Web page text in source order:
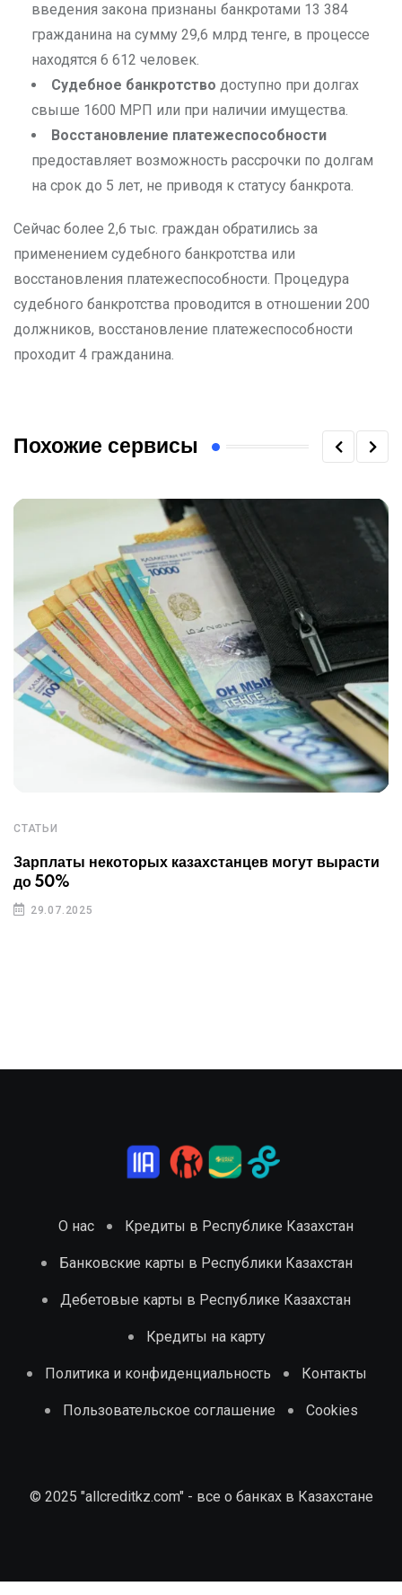
введения закона признаны банкротами 13 384
гражданина на сумму 29,6 млрд тенге, в процессе
находятся 6 612 человек.
Судебное банкротство доступно при долгах
свыше 1600 МРП или при наличии имущества.
Восстановление платежеспособности
предоставляет возможность рассрочки по долгам
на срок до 5 лет, не приводя к статусу банкрота.
Сейчас более 2,6 тыс. граждан обратились за
применением судебного банкротства или
восстановления платежеспособности. Процедура
судебного банкротства проводится в отношении 200
должников, восстановление платежеспособности
проходит 4 гражданина.
Похожие сервисы
СТАТЬИ
Зарплаты некоторых казахстанцев могут вырасти
до 50%
29.07.2025
О нас Кредиты в Республике Казахстан
Банковские карты в Республики Казахстан
Дебетовые карты в Республике Казахстан
Кредиты на карту
Политика и конфиденциальность Контакты
Пользовательское соглашение Cookies
© 2025 "allcreditkz.com" - все о банках в Казахстане